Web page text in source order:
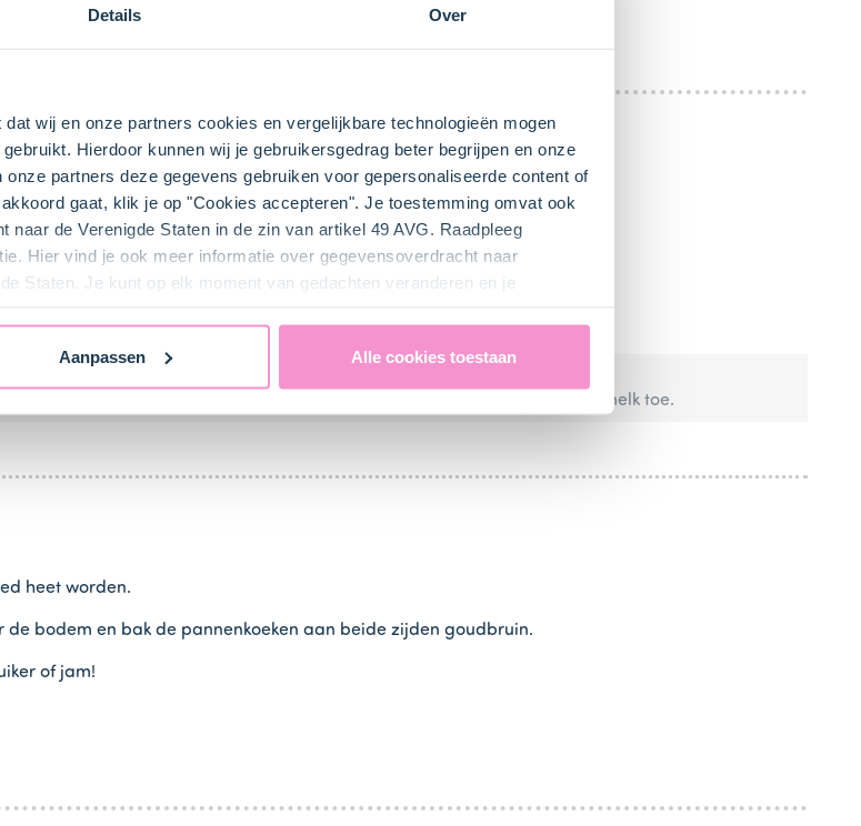
Details Over
wij en onze partners cookies en vergelijkbare technologieën mogen
Hierdoor kunnen wij je gebruikersgedrag beter begrijpen en onze
partners deze gegevens gebruiken voor gepersonaliseerde content of
gaat, klik je op "Cookies accepteren". Je toestemming omvat ook
naar de Verenigde Staten in de zin van artikel 49 AVG. Raadpleeg
Hier vind je ook meer informatie over gegevensoverdracht naar
Staten. Je kunt op elk moment van gedachten veranderen en je
Aanpassen Alle cookies toestaan
voeg de helft van de melk (250 ml) toe.
aan jouw pannenkoek recept 4 eieren toevoegen? Voeg dan 100 ml koffiemelk toe.
heet worden.
bodem en bak de pannenkoeken aan beide zijden goudbruin.
of jam!